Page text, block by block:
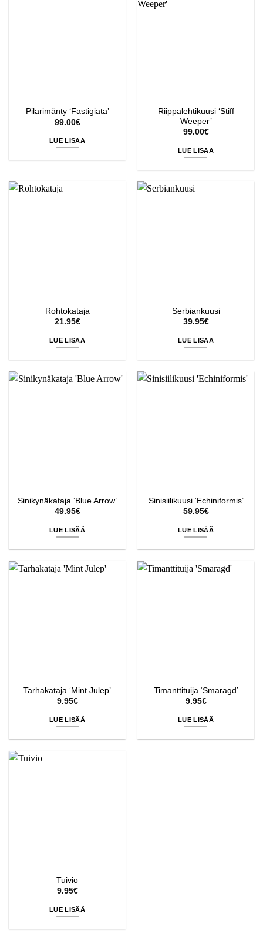
Pilarimänty ‘Fastigiata’
99.00€
LUE LISÄÄ
Riippalehtikuusi ‘Stiff
Weeper’
99.00€
LUE LISÄÄ
Rohtokataja
21.95€
LUE LISÄÄ
Serbiankuusi
39.95€
LUE LISÄÄ
Sinikynäkataja ‘Blue Arrow’
49.95€
LUE LISÄÄ
Sinisiilikuusi ‘Echiniformis’
59.95€
LUE LISÄÄ
Tarhakataja ‘Mint Julep’
9.95€
LUE LISÄÄ
Timanttituija ‘Smaragd’
9.95€
LUE LISÄÄ
Tuivio
9.95€
LUE LISÄÄ